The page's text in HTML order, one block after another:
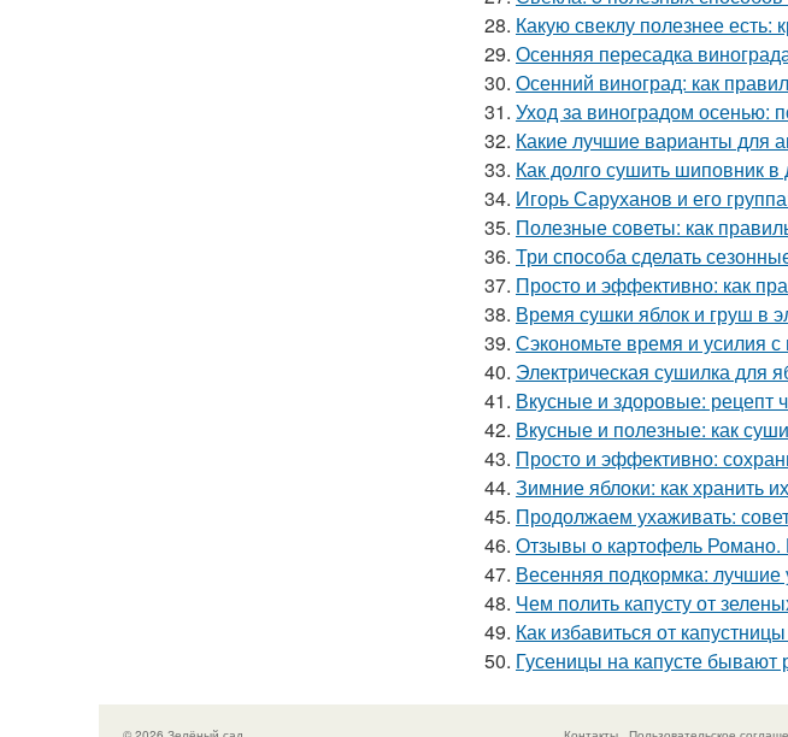
28. Какую свеклу полезнее
29. Осенняя пересадка
30. Осенний виноград: как
31. Уход за виноградом осенью:
32. Какие лучшие варианты для
33. Как долго сушить шиповник в
34. Игорь Саруханов и его
35. Полезные советы: как
36. Три способа сделать
37. Просто и эффективно: как
38. Время сушки яблок и груш в
39. Сэкономьте время и усилия
40. Электрическая сушилка для
41. Вкусные и здоровые: рецепт
42. Вкусные и полезные: как
43. Просто и эффективно:
44. Зимние яблоки: как хранить
45. Продолжаем ухаживать:
46. Отзывы о картофель
47. Весенняя подкормка:
48. Чем полить капусту от
49. Как избавиться от
50. Гусеницы на капусте